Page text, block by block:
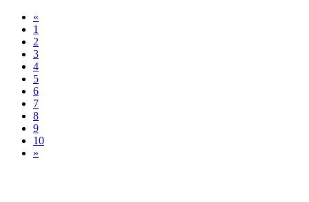
«
1
2
3
4
5
6
7
8
9
10
»